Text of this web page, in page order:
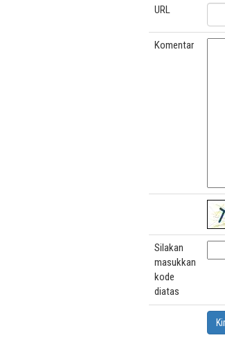
URL
Komentar
Silakan
masukkan
kode
diatas